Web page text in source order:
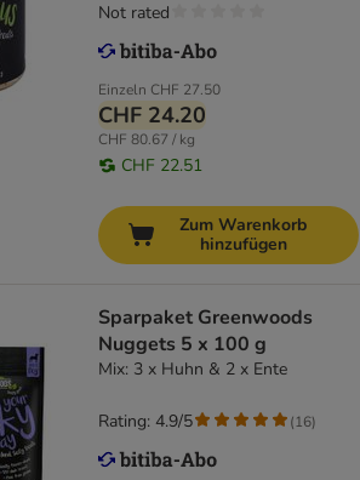
Einzeln CHF 27.50
CHF 24.20
CHF 80.67 / kg
CHF 22.51
Not rated
Zum Warenkorb
hinzufügen
Sparpaket Greenwoods
Nuggets 5 x 100 g
Mix: 3 x Huhn & 2 x Ente
Rating: 4.9/5 (16)